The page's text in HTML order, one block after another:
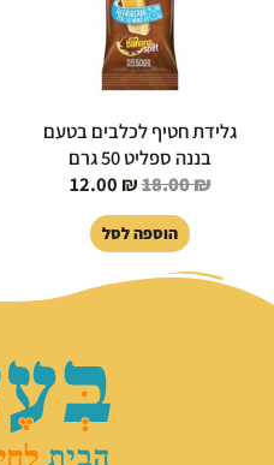
גלידת חטיף לכלבים בטעם
בננה ספליט 50 גרם
18.00₪
12.00 ₪
הוספה לסל